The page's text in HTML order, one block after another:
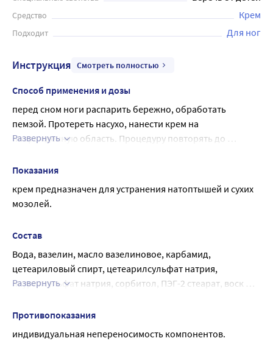
Процедуру повторять до полного оздоровления кожи.
Объём тубы 125 мл
Средство Крем
Подходит Для ног
Инструкция Смотреть полностью
Способ применения и дозы
перед сном ноги распарить бережно, обработать
пемзой. Протереть насухо, нанести крем на
поврежденную область. Процедуру повторять до
Развернуть
Показания
крем предназначен для устранения натоптышей и сухих
мозолей.
Состав
Вода, вазелин, масло вазелиновое, карбамид,
цетеариловый спирт, цетеарилсульфат натрия,
лаурилсульфат натрия, сорбитол, ПЭГ-2 стеарат, воск
пропиленгликолевые экстракты чистотела, прополиса,
Развернуть
Противопоказания
индивидуальная непереносимость компонентов.